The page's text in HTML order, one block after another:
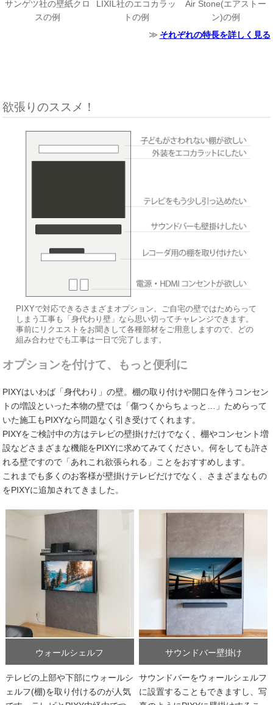
サンゲツ社の壁紙クロ
スの例
LIXIL社のエコカラッ
トの例
Air Stone(エアストー
ン)の例
それぞれの特長を詳しく見る
欲張りのススメ！
PIXYで対応できるさまざまオプション。ご自宅の壁ではためらって
しまう工事も「身代わり壁」なら思い切ってチャレンジできます。
事前にリクエストをお聞きして各種部材をご用意しますので、どの
組み合わせでも工事は一日で完了します。
オプションを付けて、もっと便利に
PIXYはいわば「身代わり」の壁。棚の取り付けや開口を伴うコンセン
トの増設といった本物の壁では「傷つくからちょっと…」ためらって
いた施工もPIXYなら問題なく引き受けてくれます。
PIXYをご検討中の方はテレビの壁掛けだけでなく、棚やコンセント増
設などさまざまな機能をPIXYに求めてみてください。何をしても許さ
れる壁ですので「あれこれ欲張られる」ことをおすすめします。
これまでも多くのお客様が壁掛けテレビだけでなく、さまざまなもの
をPIXYに追加されてきました。
ウォールシェルフ
テレビの上部や下部にウォールシ
ェルフ(棚)を取り付けるのが人気
サウンドバー壁掛け
サウンドバーをウォールシェルフ
に設置することもできますし、写